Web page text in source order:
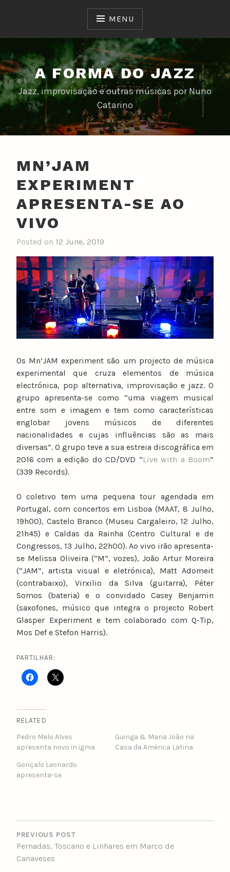
MENU
A FORMA DO JAZZ
Jazz, improvisação e outras músicas por Nuno
Catarino
MN’JAM
EXPERIMENT
APRESENTA-SE AO
VIVO
Posted on 12 June, 2019
y
n
u
n
o
c
a
t
i
n
o
Os Mn’JAM experiment são um projecto de música
experimental que cruza elementos de música
electrónica, pop alternativa, improvisação e jazz. O
grupo apresenta-se como “uma viagem musical
entre som e imagem e tem como características
englobar jovens músicos de diferentes
nacionalidades e cujas influências são as mais
diversas”. O grupo teve a sua estreia discográfica em
2016 com a edição do CD/DVD “Live with a Boom”
(339 Records).
O coletivo tem uma pequena tour agendada em
Portugal, com concertos em Lisboa (MAAT, 8 Julho,
19h00), Castelo Branco (Museu Cargaleiro, 12 Julho,
21h45) e Caldas da Rainha (Centro Cultural e de
Congressos, 13 Julho, 22h00). Ao vivo irão apresenta-
se Melissa Oliveira (“M”, vozes), João Artur Moreira
(“JAM”, artista visual e eletrónica), Matt Adomeit
(contrabaixo), Virxilio da Silva (guitarra), Péter
Somos (bateria) e o convidado Casey Benjamin
(saxofones, músico que integra o projecto Robert
Glasper Experiment e tem colaborado com Q-Tip,
Mos Def e Stefon Harris).
PARTILHAR:
RELATED
Pedro Melo Alves
apresenta novo in igma
Guinga & Maria João na
Casa da América Latina
Gonçalo Leonardo
apresenta-se
POST
NAVIGATION
PREVIOUS POST
Pernadas, Toscano e Linhares em Marco de
Canaveses